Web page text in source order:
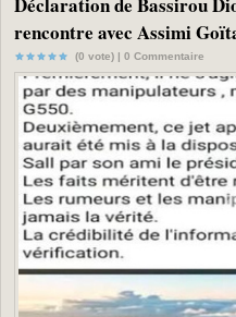
rencontre avec Assimi
(0 vote) | 0 Commentaire